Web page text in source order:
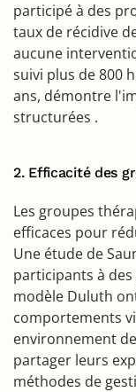
participé à des
taux de récidive
aucune
suivi plus de 800
ans, démontre
structurées .
2. Efficacité des
Les groupes
efficaces pour
Une étude de
participants à
modèle Duluth
comportements
environnement
partager leurs
méthodes de